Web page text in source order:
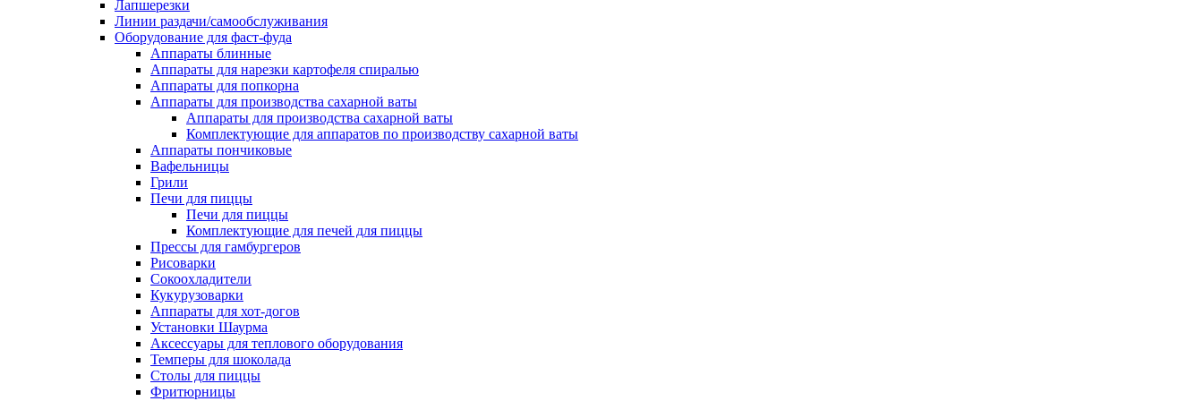
Лапшерезки
Линии раздачи/самообслуживания
Оборудование для фаст-фуда
Аппараты блинные
Аппараты для нарезки картофеля спиралью
Аппараты для попкорна
Аппараты для производства сахарной ваты
Аппараты для производства сахарной ваты
Комплектующие для аппаратов по производству сахарной ваты
Аппараты пончиковые
Вафельницы
Грили
Печи для пиццы
Печи для пиццы
Комплектующие для печей для пиццы
Прессы для гамбургеров
Рисоварки
Сокоохладители
Кукурузоварки
Аппараты для хот-догов
Установки Шаурма
Аксессуары для теплового оборудования
Темперы для шоколада
Столы для пиццы
Фритюрницы